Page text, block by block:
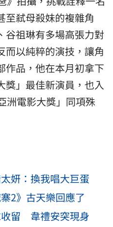
至弒母殺妹的複雜角
谷祖琳有多場高張力對
而以純粹的演技，讓角
作品，他在本月初拿下
獎」最佳新演員，也入
洲電影大獎」同項殊
妍：換我唱大巨蛋
2》古天樂回應了
收留 韋禮安突現身